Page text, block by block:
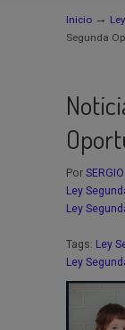
Inicio →
Segunda
Por
Ley
Ley
Tags: Ley
Ley